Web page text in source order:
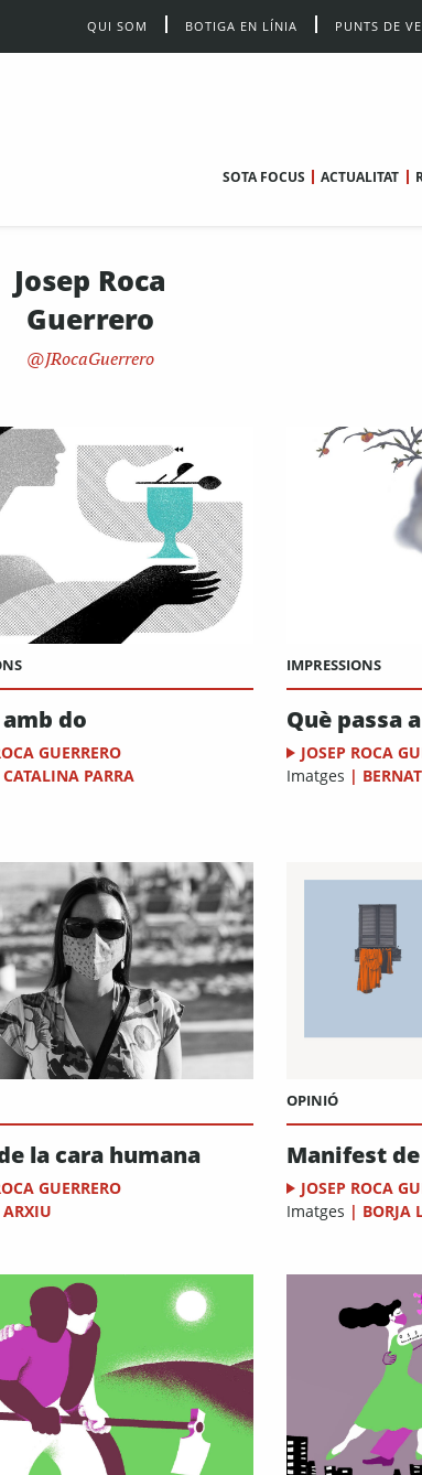
QUI SOM BOTIGA EN LÍNIA PUNTS DE
SOTA FOCUS ACTUALITAT
Josep Roca
Guerrero
JRocaGuerrero
do
GUERRERO
CATALINA PARRA
IMPRESSIONS
Què passa
JOSEP ROCA
Imatges |
la cara humana
GUERRERO
ARXIU
OPINIÓ
Manifest
JOSEP ROCA
Imatges | BORJA